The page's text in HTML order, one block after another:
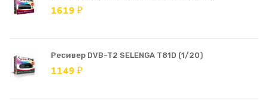
1619 ₽
Ресивер DVB-T2 SELENGA T81D (1/20)
1149 ₽